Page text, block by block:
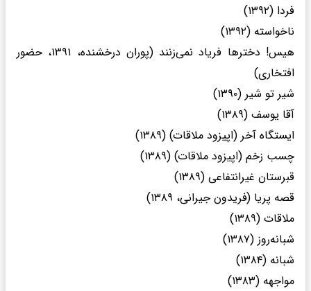
فردا (۱۳۹۲)
ناخواسته (۱۳۹۲)
هیس! دخترها فریاد نمی‌زنند (پوران درخشنده، ۱۳۹۱، حضور
افتخاری)
شیر تو شیر (۱۳۹۰)
آقا یوسف (۱۳۸۹)
ایستگاه آخر (اپیزود ملاقات) (۱۳۸۹)
چسب زخم (اپیزود ملاقات) (۱۳۸۹)
قبرستان غیرانتفاعی (۱۳۸۹)
قصه پریا (فریدون جیرانی، ۱۳۸۹)
ملاقات (۱۳۸۹)
شبانه‌روز (۱۳۸۷)
شبانه (۱۳۸۴)
مواجهه (۱۳۸۳)